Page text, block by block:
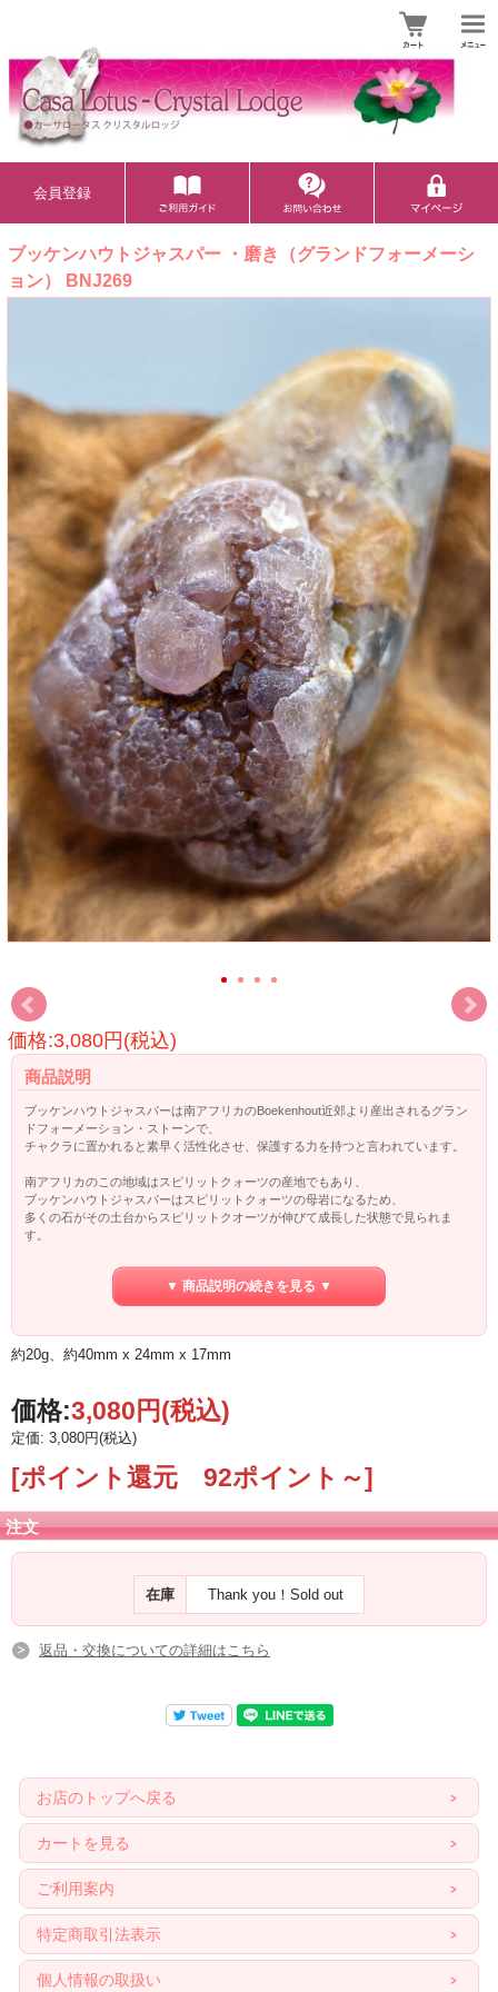
会員登録
ブッケンハウトジャスパー ・磨き（グランドフォーメーシ
ョン） BNJ269
価格:3,080円(税込)
商品説明
ブッケンハウトジャスパーは南アフリカのBoekenhout近郊より産出されるグラン
ドフォーメーション・ストーンで、
チャクラに置かれると素早く活性化させ、保護する力を持つと言われています。
南アフリカのこの地域はスピリットクォーツの産地でもあり、
ブッケンハウトジャスパーはスピリットクォーツの母岩になるため、
多くの石がその土台からスピリットクオーツが伸びて成長した状態で見られま
す。
このブッケンハウトジャスパーとクオーツの一体化はこれらの高度なエナジーワ
ークを使う者に有効であり、
そのコンビネーションは必要な記憶を呼び覚まし、持つ者をガイドしてくれま
クォーツの地層とジャスパーの地層とが混ざり合ったことで特殊な複合石として
中には母岩にクォーツのその六角形の外形を形を残したままジャスパーにとり込
まれているものも見られます。
ブッケンハウトジャスパーはアストラルトラベルやエーテルトラベルを促した
り、アカシックレコードへアクセスするアシストをしてくれます。
ンハウトジャスパーは、
レムリアンヒーリングセレモニーに使用されるなど、ヒーリングにおいて素晴ら
しいちからを持つ石です。
『希望の兆しの石』であり、それにより持つ者がその状況に関係なく石に対して
旅行や外出時に持つのも良いでしょう。
▼ 商品説明の続きを見る ▼
約20g、約40mm x 24mm x 17mm
価格:3,080円(税込)
定価: 3,080円(税込)
[ポイント還元 92ポイント～]
注文
在庫 Thank you！Sold out
返品・交換についての詳細はこちら
お店のトップへ戻る
カートを見る
ご利用案内
特定商取引法表示
個人情報の取扱い